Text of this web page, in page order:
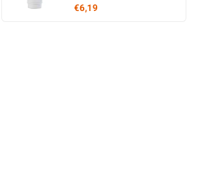
€6,19